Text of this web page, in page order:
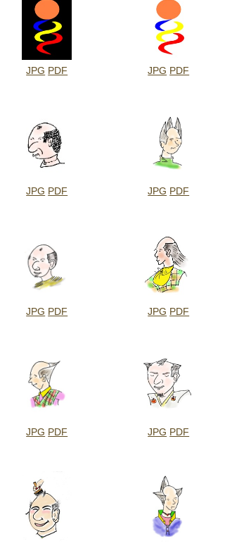
JPG PDF JPG PDF
JPG PDF JPG PDF
JPG PDF JPG PDF
JPG PDF JPG PDF